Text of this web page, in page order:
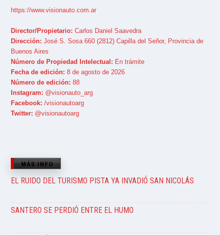
https://www.visionauto.com.ar
Director/Propietario: Carlos Daniel Saavedra
Dirección: José S. Sosa 660 (2812) Capilla del Señor, Provincia de
Buenos Aires
Número de Propiedad Intelectual: En trámite
Fecha de edición: 8 de agosto de 2026
Número de edición: 88
Instagram: @visionauto_arg
Facebook: /visionautoarg
Twitter: @visionautoarg
MÁS INFO
EL RUIDO DEL TURISMO PISTA YA INVADIÓ SAN NICOLÁS
SANTERO SE PERDIÓ ENTRE EL HUMO